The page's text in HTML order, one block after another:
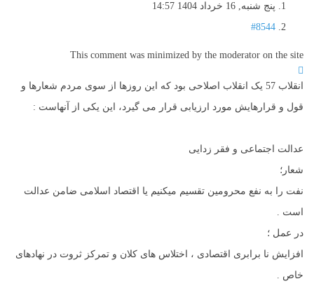
پنج شنبه, 16 خرداد 1404 14:57
#8544
This comment was minimized by the moderator on the site
انقلاب 57 یک انقلاب اصلاحی بود که این روزها از سوی مردم شعارها و
قول و قرارهایش مورد ارزیابی قرار می گیرد، این یکی از آنهاست :
عدالت اجتماعی و فقر زدایی
شعار؛
نفت را به نفع محرومین تقسیم میکنیم یا اقتصاد اسلامی ضامن عدالت
است .
در عمل ؛
افزایش نا برابری اقتصادی ، اختلاس های کلان و تمرکز ثروت در نهادهای
خاص .